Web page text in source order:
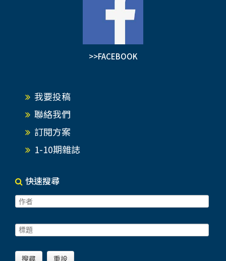
>>FACEBOOK
我要投稿
聯絡我們
訂閱方案
1-10期雜誌
快速搜尋